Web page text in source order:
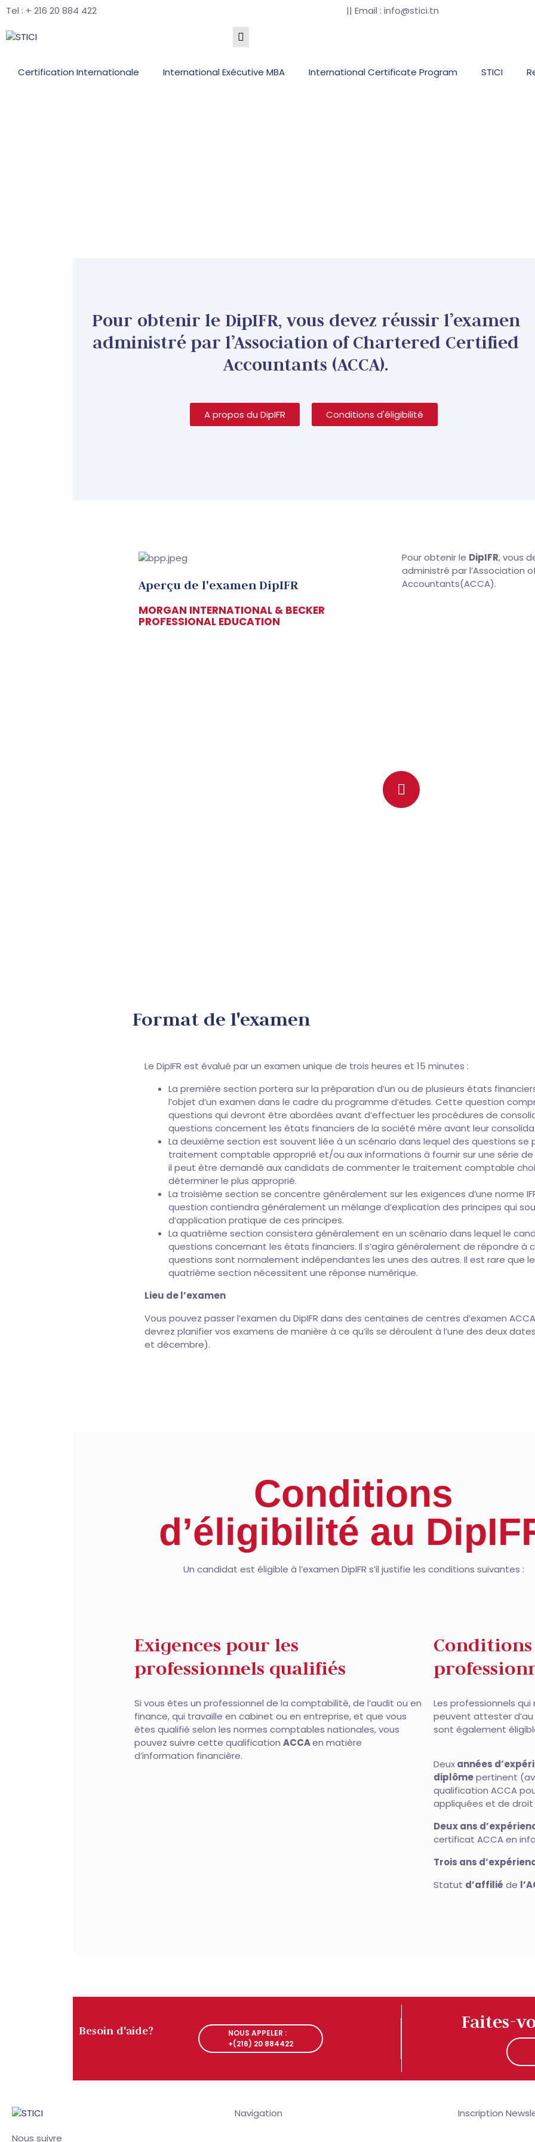
Tel : + 216 20 884 422 || Email : info@stici.tn
Certification Internationale International Exécutive MBA International Certificate Program STICI
Pour obtenir le DipIFR, vous devez réussir l’examen
administré par l’Association of Chartered Certified
Accountants (ACCA).
A propos du DipIFR Conditions d'éligibilité
Aperçu de l'examen DipIFR
MORGAN INTERNATIONAL & BECKER
PROFESSIONAL EDUCATION
Pour obtenir le DipIFR, vous
administré par l’Association
Accountants(ACCA).
Format de l'examen
Le DipIFR est évalué par un examen unique de trois heures et 15 minutes :
La première section portera sur la préparation d’un ou de plusieurs états
l’objet d’un examen dans le cadre du programme d’études. Cette question
questions qui devront être abordées avant d’effectuer les procédures de
questions concernent les états financiers de la société mère avant leur
La deuxième section est souvent liée à un scénario dans lequel des questions
traitement comptable approprié et/ou aux informations à fournir sur une série
il peut être demandé aux candidats de commenter le traitement comptable
déterminer le plus approprié.
La troisième section se concentre généralement sur les exigences d’une norme
question contiendra généralement un mélange d’explication des principes qui
d’application pratique de ces principes.
La quatrième section consistera généralement en un scénario dans lequel le
questions concernant les états financiers. Il s’agira généralement de répondre à
questions sont normalement indépendantes les unes des autres. Il est rare que
quatrième section nécessitent une réponse numérique.
Lieu de l’examen
Vous pouvez passer l’examen du DipIFR dans des centaines de centres d’examen
devrez planifier vos examens de manière à ce qu’ils se déroulent à l’une des deux
et décembre).
Conditions
d’éligibilité au
Un candidat est éligible à l’examen DipIFR s’il justifie les conditions suivantes :
Exigences pour les
professionnels qualifiés
Si vous êtes un professionnel de la comptabilité, de l’audit ou en
finance, qui travaille en cabinet ou en entreprise, et que vous
êtes qualifié selon les normes comptables nationales, vous
pouvez suivre cette qualification ACCAen matière
d’information financière.
Les professionnels
peuvent attester
sont également
Deuxannées
diplômepertinent
qualification ACCA
appliquées et de
Deux ans
certificat ACCA en
Trois ans
Statut d’affilié de
Besoin d'aide?
NOUS APPELER :
+(216) 20 884422
Faites-
Nous suivre
Navigation Inscription